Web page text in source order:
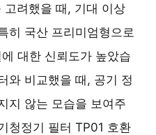
려했을 때, 기대 이상
히 국산 프리미엄형으로
대한 신뢰도가 높았습
와 비교했을 때, 공기 정
지 않는 모습을 보여주
청정기 필터 TP01 호환